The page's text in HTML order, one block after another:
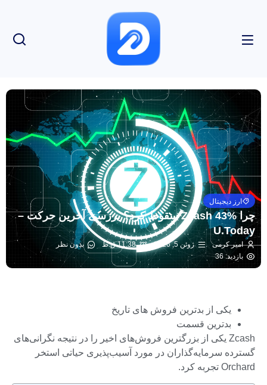
ارز دیجیتال
چرا Zcash 43% سقوط کرد؟ بررسی آخرین حرکت –
U.Today
امیر کرمی ژوئن 5, 2026 11:38 ق.ظ
بدون نظر
بازدید: 36
یکی از بدترین فروش های تاریخ
بدترین قسمت
Zcash یکی از بزرگترین فروش‌های اخیر را در نتیجه نگرانی‌های
گسترده سرمایه‌گذاران در مورد آسیب‌پذیری حیاتی استخر
Orchard تجربه کرد.